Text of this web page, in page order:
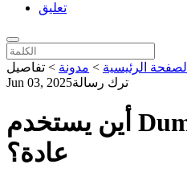
تعليق
الصفحة الرئيسية > مدونة > تفاصيل
Jun 03, 2025ترك رسالة
أين يستخدم Dumbwaiters
عادة؟